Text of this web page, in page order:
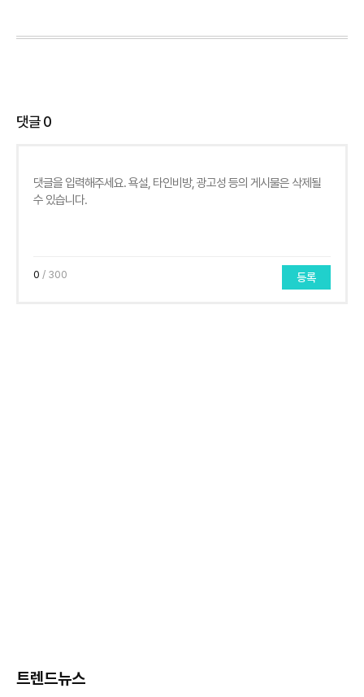
댓글0
0 / 300 등록
트렌드뉴스